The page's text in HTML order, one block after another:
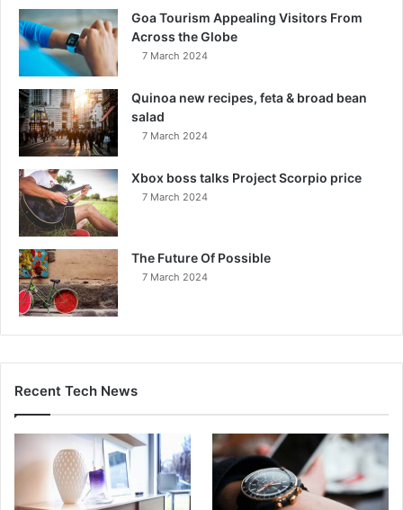
Goa Tourism Appealing Visitors From
Across the Globe
7 March 2024
Quinoa new recipes, feta & broad bean
salad
7 March 2024
Xbox boss talks Project Scorpio price
7 March 2024
The Future Of Possible
7 March 2024
Recent Tech News